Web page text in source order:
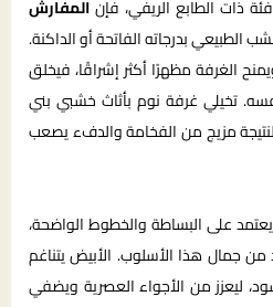
ذات الطابع الريفي، فإنالمفارش
الطبيعي بدرجاته الفاتحة أو الداكنة.
الغرفة مظهرًا أكثر إشراقًا، فيخلق
تخيلي غرفة نوم بأثاث خشبي بني
مزيج من الفخامة والدفء يصعب
يعتمد على البساطة والخطوط الواضحة،
من جمال هذا الأسلوب. الأبيض يتناغم
ليعزز من الأجواء العصرية ويضفي